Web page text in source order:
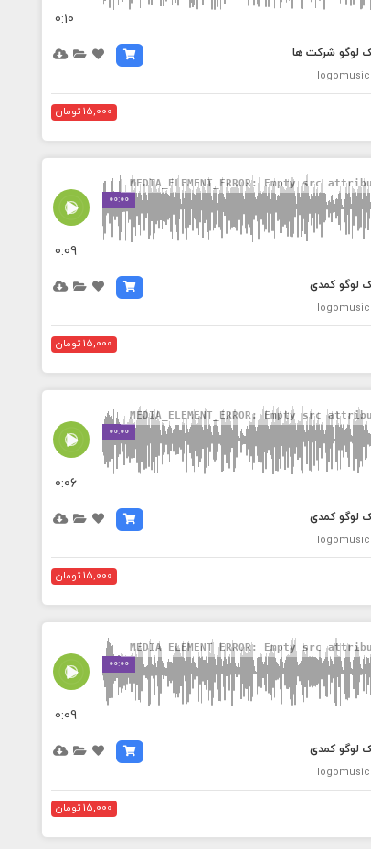
0:10
لوگو شرکت ها
15,000 تومان
00:00
MEDIA_ELEMENT_ERROR: Empty src
0:09
لوگو کمدی
15,000 تومان
00:00
MEDIA_ELEMENT_ERROR: Empty src
0:06
لوگو کمدی
15,000 تومان
00:00
MEDIA_ELEMENT_ERROR: Empty src
0:09
لوگو کمدی
15,000 تومان